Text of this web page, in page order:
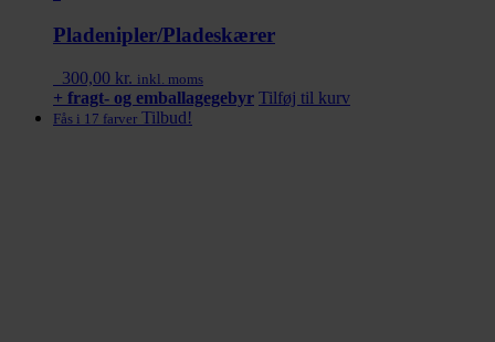
Pladenipler/Pladeskærer
300,00 kr. inkl. moms
+ fragt- og emballagegebyr Tilføj til kurv
Fås i 17 farver Tilbud!